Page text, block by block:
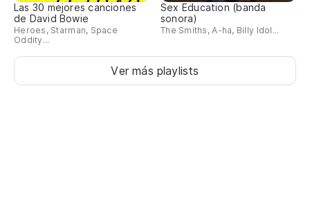
Las 30 mejores canciones
de David Bowie
Heroes, Starman, Space
Oddity...
Sex Education (banda
sonora)
The Smiths, A-ha, Billy Idol...
Ver más playlists